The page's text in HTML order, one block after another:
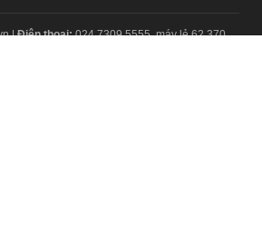
|Điện thoại:024 7309 5555, máy lẻ 62.370